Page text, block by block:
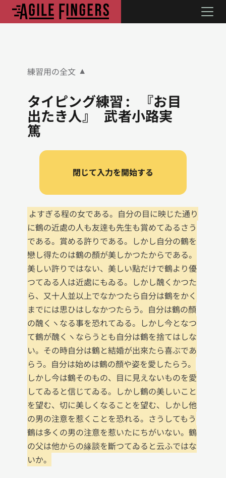
練習用の全文 ▼
タイピング練習: 『お目
出たき人』 武者小路実
篤
閉じて入力を開始する
よすぎる程の女である。自分の目に映じた通り
に鶴の近處の人も友逹も先生も賞めてゐるさう
である。賞める許りである。しかし自分の鶴を
戀し得たのは鶴の顏が美しかつたからである。
美しい許りではない、美しい點だけで鶴より優
つてゐる人は近處にもゐる。しかし醜くかつた
ら、又十人並以上でなかつたら自分は鶴をかく
までには思ひはしなかつたらう。自分は鶴の顏
の醜くヽなる事を恐れてゐる。しかし今となつ
て鶴が醜くヽならうとも自分は鶴を捨てはしな
い。その時自分は鶴と結婚が出來たら喜ぶであ
らう。自分は始めは鶴の顏や姿を愛したらう。
しかし今は鶴そのもの、目に見えないものを愛
してゐると信じてゐる。しかし鶴の美しいこと
を望む、切に美しくなることを望む、しかし他
の男の注意を惹くことを恐れる。さうしてもう
鶴は多くの男の注意を惹いたにちがいない。鶴
の父は他からの緣談を斷つてゐると云ふではな
いか。